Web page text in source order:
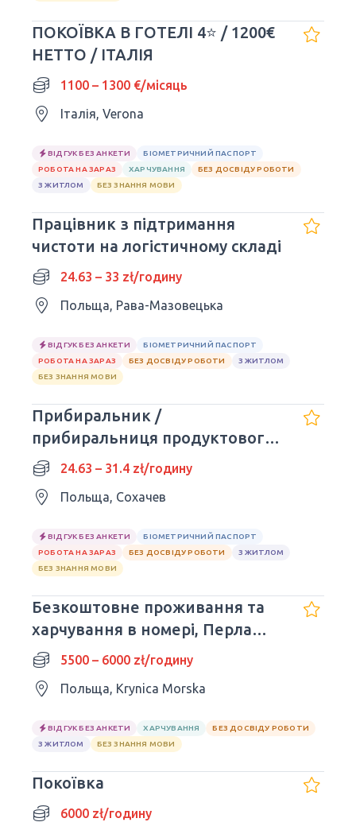
ПОКОЇВКА В ГОТЕЛІ 4⭐ / 1200€
НЕТТО / ІТАЛІЯ
1100 – 1300 €/місяць
Італія, Verona
ВІДГУК БЕЗ АНКЕТИ
БІОМЕТРИЧНИЙ ПАСПОРТ
РОБОТА НА ЗАРАЗ
ХАРЧУВАННЯ
БЕЗ ДОСВІДУ РОБОТИ
З ЖИТЛОМ
БЕЗ ЗНАННЯ МОВИ
Працівник з підтримання
чистоти на логістичному складі
24.63 – 33 zł/годину
Польща, Рава-Мазовецька
ВІДГУК БЕЗ АНКЕТИ
БІОМЕТРИЧНИЙ ПАСПОРТ
РОБОТА НА ЗАРАЗ
БЕЗ ДОСВІДУ РОБОТИ
З ЖИТЛОМ
БЕЗ ЗНАННЯ МОВИ
Прибиральник /
прибиральниця продуктового
складу24.63 – 31.4 zł/годину
Польща, Сохачев
ВІДГУК БЕЗ АНКЕТИ
БІОМЕТРИЧНИЙ ПАСПОРТ
РОБОТА НА ЗАРАЗ
БЕЗ ДОСВІДУ РОБОТИ
З ЖИТЛОМ
БЕЗ ЗНАННЯ МОВИ
Безкоштовне проживання та
харчування в номері, Перла
Маре.5500 – 6000 zł/годину
Польща, Krynica Morska
ВІДГУК БЕЗ АНКЕТИ ХАРЧУВАННЯ
БЕЗ ДОСВІДУ РОБОТИ
З ЖИТЛОМ
БЕЗ ЗНАННЯ МОВИ
Покоївка
6000 zł/годину